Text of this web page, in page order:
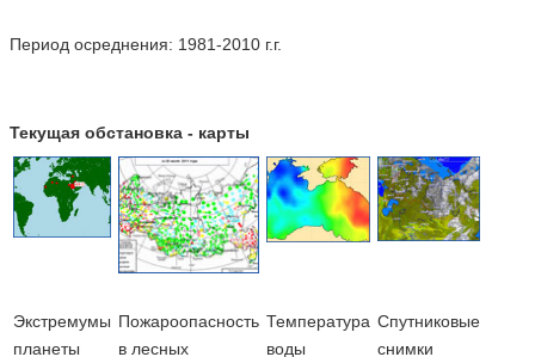
Период осреднения: 1981-2010 г.г.
Текущая обстановка - карты
Экстремумы
планеты
Пожароопасность
в лесных
Температура
воды
Cпутниковые
снимки